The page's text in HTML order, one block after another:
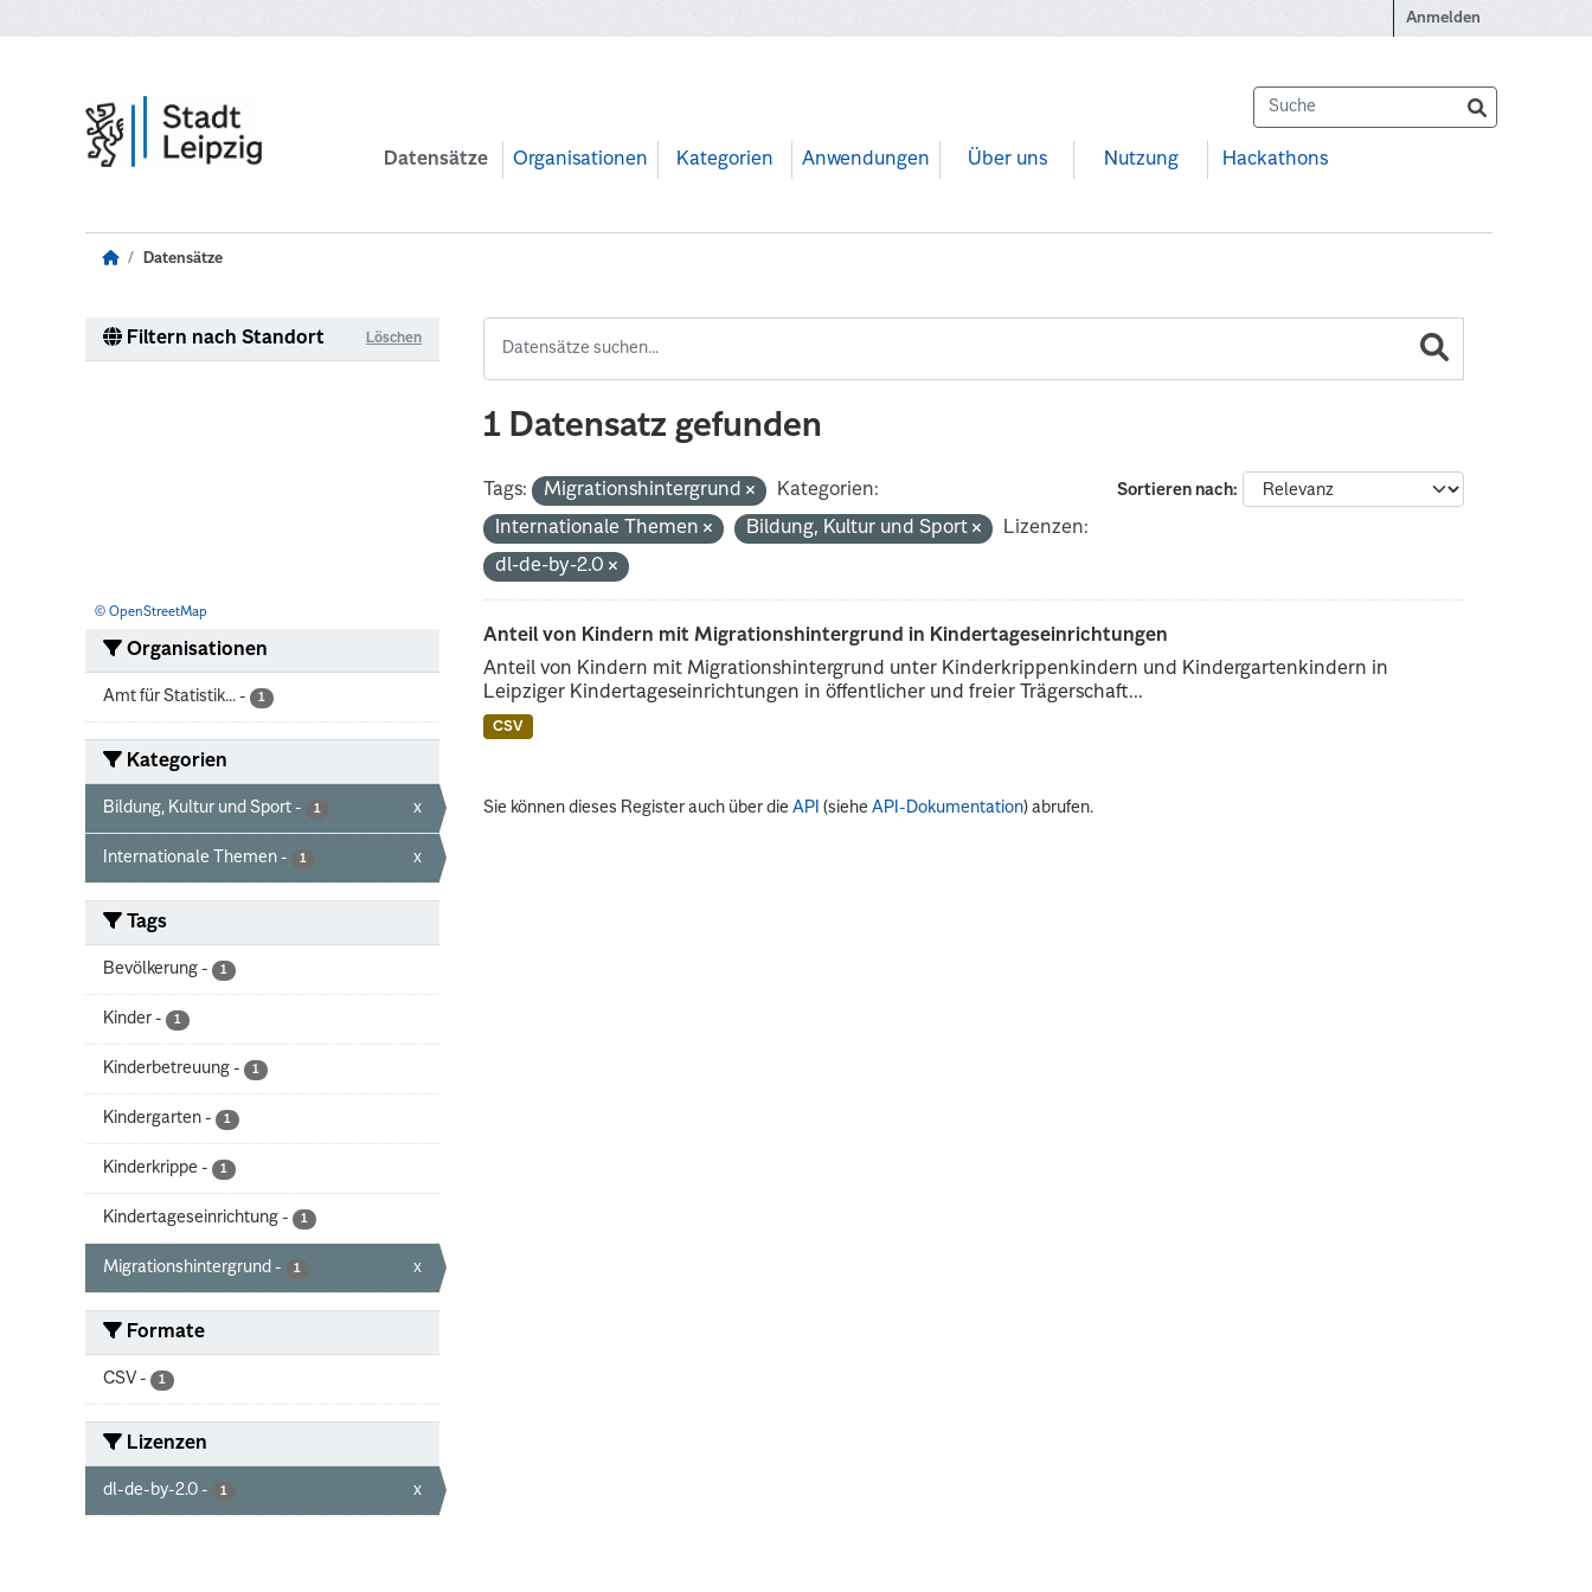
Anmelden
Datensätze Organisationen Kategorien Anwendungen Über uns Nutzung Hackathons
Datensätze
Filtern nach Standort Löschen
© OpenStreetMap
Organisationen
Amt für Statistik... - 1
Kategorien
Bildung, Kultur und Sport - 1 x
Internationale Themen - 1 x
Tags
Bevölkerung - 1
Kinder - 1
Kinderbetreuung - 1
Kindergarten - 1
Kinderkrippe - 1
Kindertageseinrichtung - 1
Migrationshintergrund - 1 x
Formate
CSV - 1
Lizenzen
dl-de-by-2.0 - 1 x
1 Datensatz gefunden
Sortieren nach
Tags: Migrationshintergrund
Kategorien:
Internationale Themen
Bildung, Kultur und Sport
Lizenzen:
dl-de-by-2.0
Anteil von Kindern mit Migrationshintergrund in Kindertageseinrichtungen
Anteil von Kindern mit Migrationshintergrund unter Kinderkrippenkindern und Kindergartenkindern in
Leipziger Kindertageseinrichtungen in öffentlicher und freier Trägerschaft...
CSV
Sie können dieses Register auch über dieAPI (sieheAPI-Dokumentation) abrufen.